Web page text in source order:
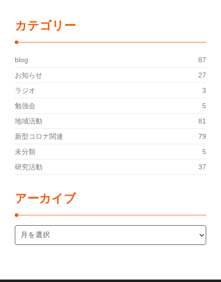
カテゴリー
blog
87
お知らせ
27
ラジオ
3
勉強会
5
地域活動
81
新型コロナ関連
79
未分類
5
研究活動
37
アーカイブ